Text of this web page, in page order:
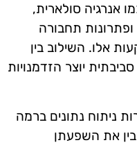
אנרגיה סולארית,
ופתרונות תחבורה
אלו. השילוב בין
יוצר הזדמנויות
ניתוח נתונים ברמה
את השפעתן